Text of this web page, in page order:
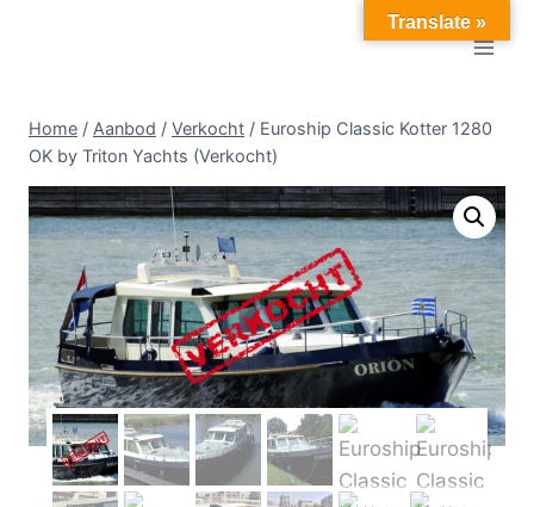
Home / Aanbod / Verkocht / Euroship Classic Kotter 1280
OK by Triton Yachts (Verkocht)
Translate »